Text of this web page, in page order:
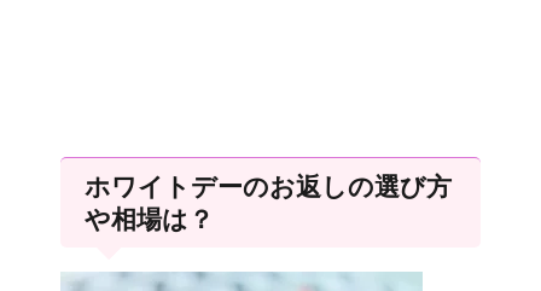
ホワイトデーのお返しの選び方
や相場は？